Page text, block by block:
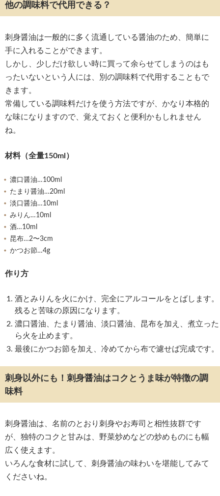
他の調味料で代用できる？
刺身醤油は一般的に多く流通している醤油のため、簡単に
手に入れることができます。
しかし、少しだけ欲しい時に買って余らせてしまうのはも
ったいないという人には、別の調味料で代用することもで
きます。
常備している調味料だけを使う方法ですが、かなり本格的
な味になりますので、覚えておくと便利かもしれません
ね。
材料（全量150ml）
濃口醤油…100ml
たまり醤油…20ml
淡口醤油…10ml
みりん…10ml
酒…10ml
昆布…2〜3cm
かつお節…4g
作り方
酒とみりんを火にかけ、完全にアルコールをとばします。
残ると苦味の原因になります。
濃口醤油、たまり醤油、淡口醤油、昆布を加え、煮立った
ら火を止めます。
最後にかつお節を加え、冷めてから布で濾せば完成です。
刺身以外にも！刺身醤油はコクとうま味が特徴の調
味料
刺身醤油は、名前のとおり刺身やお寿司と相性抜群です
が、独特のコクと甘みは、野菜炒めなどの炒めものにも幅
広く使えます。
いろんな食材に試して、刺身醤油の味わいを堪能してみて
くださいね。